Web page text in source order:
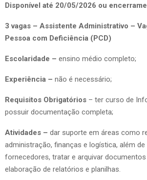
Disponível até 20/05/2026 ou
3 vagas – Assistente Administrativo –
Pessoa com Deficiência (PCD)
Escolaridade – ensino médio completo;
Experiência – não é necessário;
Requisitos Obrigatórios – ter curso de
possuir documentação completa;
Atividades – dar suporte em áreas como
administração, finanças e logística, além
fornecedores, tratar e arquivar documentos
elaboração de relatórios e planilhas.